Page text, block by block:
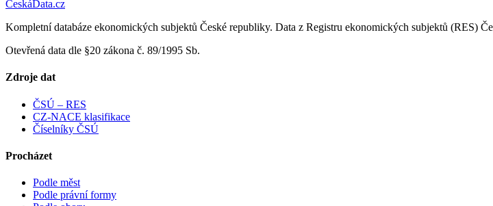
ČeskáData.cz
Kompletní databáze ekonomických subjektů České republiky. Data z Registru ekonomických subjektů (RES)
Otevřená data dle §20 zákona č. 89/1995 Sb.
Zdroje dat
ČSÚ – RES
CZ-NACE klasifikace
Číselníky ČSÚ
Procházet
Podle měst
Podle právní formy